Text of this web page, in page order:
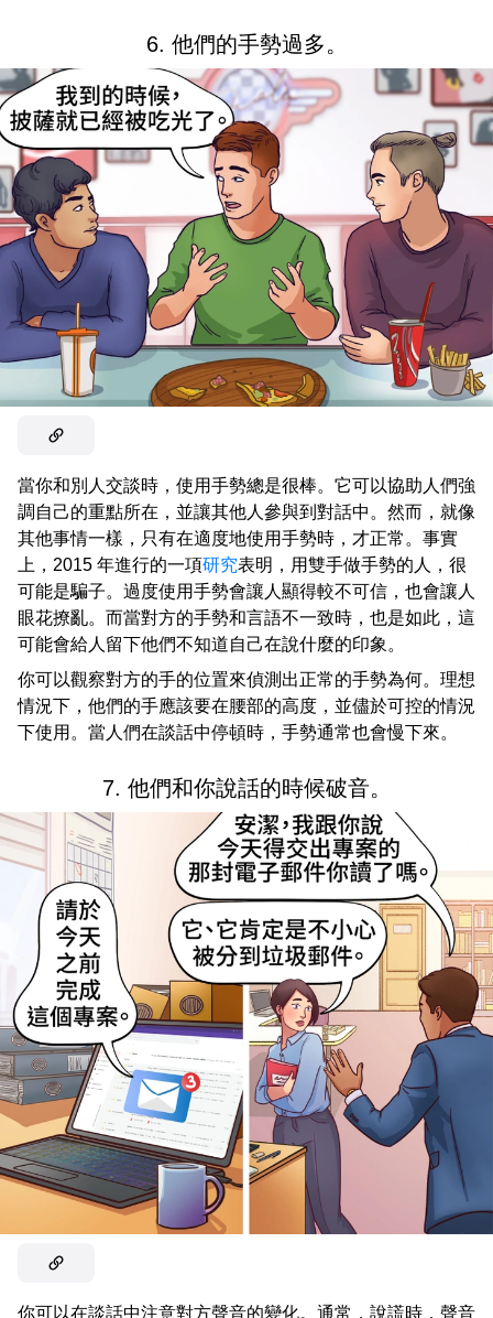
6. 他們的手勢過多。
當你和別人交談時，使用手勢總是很棒。它可以協助人們強
調自己的重點所在，並讓其他人參與到對話中。然而，就像
其他事情一樣，只有在適度地使用手勢時，才正常。事實
上，2015 年進行的一項研究表明，用雙手做手勢的人，很
可能是騙子。過度使用手勢會讓人顯得較不可信，也會讓人
眼花撩亂。而當對方的手勢和言語不一致時，也是如此，這
可能會給人留下他們不知道自己在說什麼的印象。
你可以觀察對方的手的位置來偵測出正常的手勢為何。理想
情況下，他們的手應該要在腰部的高度，並儘於可控的情況
下使用。當人們在談話中停頓時，手勢通常也會慢下來。
7. 他們和你說話的時候破音。
你可以在談話中注意對方聲音的變化。通常，說謊時，聲音